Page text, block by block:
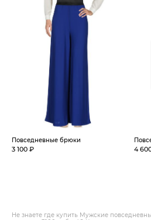
Повседневные брюки
3 100 ₽ 4
Не знаете где купить Мужские